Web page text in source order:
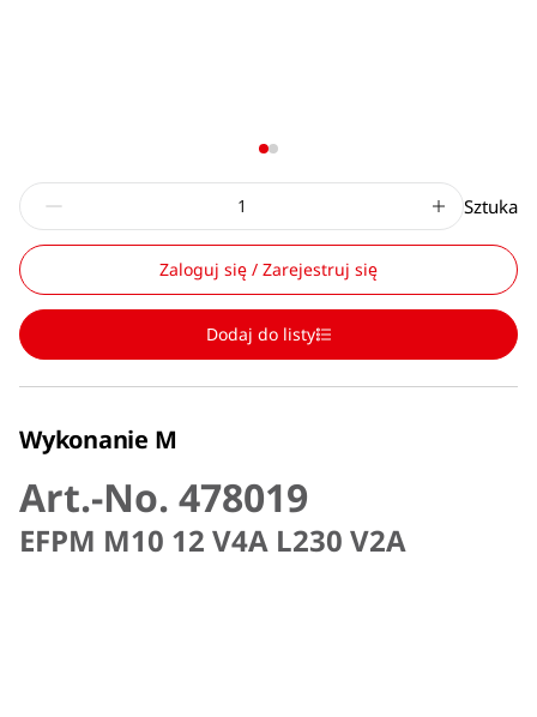
Sztuka
Zaloguj się / Zarejestruj się
Dodaj do listy
Wykonanie M
Art.-No. 478019
EFPM M10 12 V4A L230 V2A